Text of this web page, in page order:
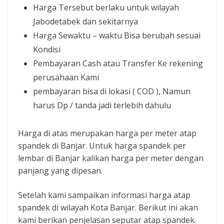
Harga Tersebut berlaku untuk wilayah
Jabodetabek dan sekitarnya
Harga Sewaktu – waktu Bisa berubah sesuai
Kondisi
Pembayaran Cash atau Transfer Ke rekening
perusahaan Kami
pembayaran bisa di lokasi ( COD ), Namun
harus Dp / tanda jadi terlebih dahulu
Harga di atas merupakan harga per meter atap
spandek di Banjar. Untuk harga spandek per
lembar di Banjar kalikan harga per meter dengan
panjang yang dipesan.
Setelah kami sampaikan informasi harga atap
spandek di wilayah Kota Banjar. Berikut ini akan
kami berikan penjelasan seputar atap spandek.